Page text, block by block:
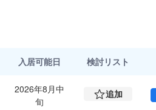
入居可能日 検討リスト
2026年8月中
旬
追加